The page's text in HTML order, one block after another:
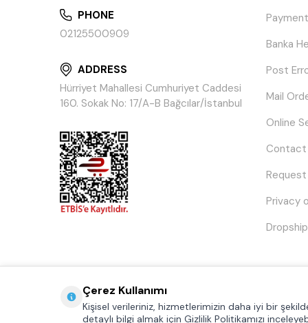
PHONE
02125500909
ADDRESS
Hürriyet Mahallesi Cumhuriyet Caddesi
160. Sokak No: 17/A-B Bağcılar/İstanbul
Banka
Post
Mail
Online
Contact
Privacy
Çerez Kullanımı
Kişisel verileriniz, hizmetlerimizin daha iyi bir
detaylı bilgi almak için Gizlilik Politikamızı